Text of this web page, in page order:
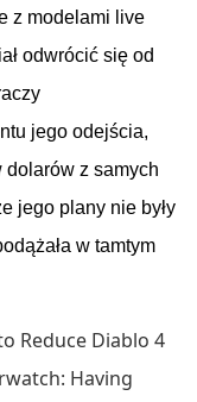
z modelami live
odwrócić się od
jego odejścia,
dolarów z samych
jego plany nie były
w tamtym
Reduce Diablo 4
Having